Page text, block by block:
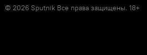
© 2026 Sputnik Все права защищены. 18+